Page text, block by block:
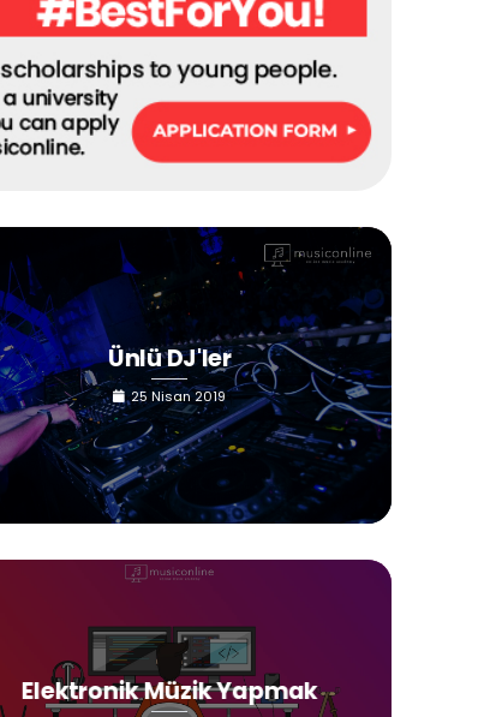
Ünlü DJ'ler
25 Nisan 2019
Elektronik Müzik Yapmak